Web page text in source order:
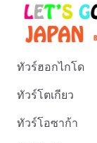
ทัวร์ฮอกไกโด
ทัวร์โตเกียว
ทัวร์โอซาก้า